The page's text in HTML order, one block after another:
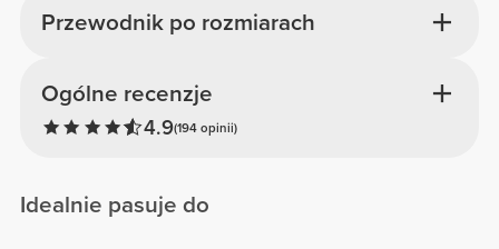
Ogólne recenzje
4.9(194 opinii)
Przewodnik po rozmiarach
Idealnie pasuje do